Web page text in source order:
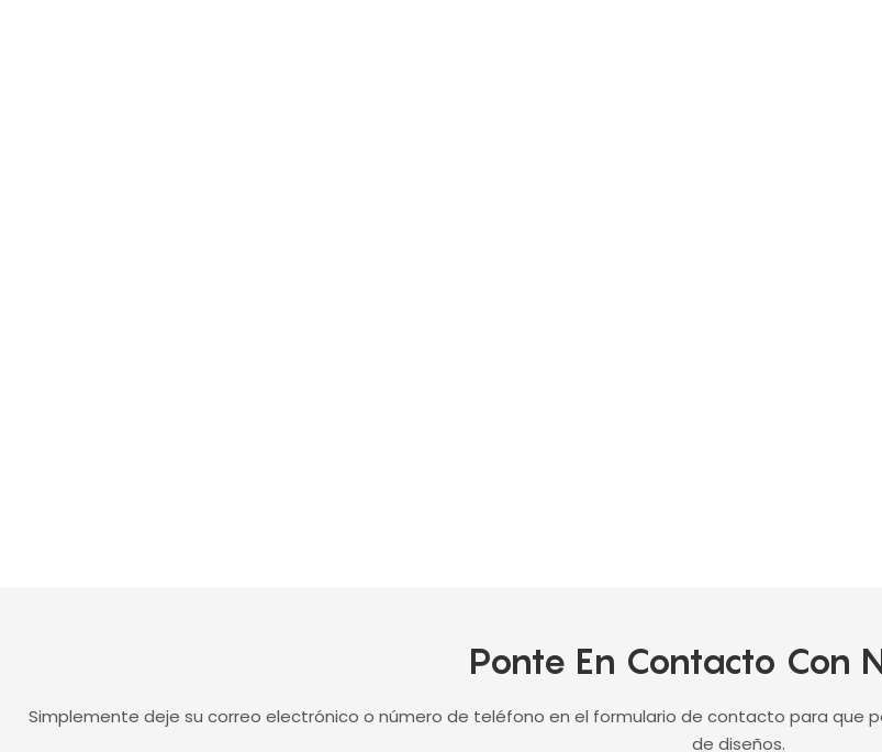
Ponte En Contacto Con
Simplemente deje su correo electrónico o número de teléfono en el formulario de contacto para que
de diseños.